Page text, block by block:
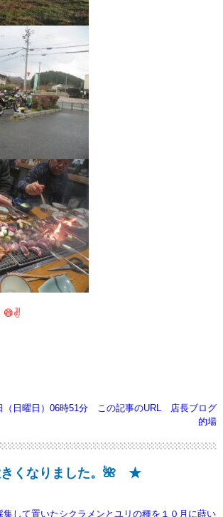
😄✌️
（日曜日）06時51分 この記事のURL
店長ブログ
的場
くなりました。🌺 ★
して置いたシクラメンとユリの種を１０月に蒔い